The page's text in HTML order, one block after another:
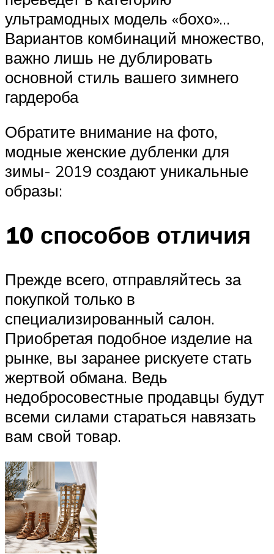
ультрамодных модель «бохо»…
Вариантов комбинаций множество,
важно лишь не дублировать
основной стиль вашего зимнего
гардероба
Обратите внимание на фото,
модные женские дубленки для
зимы- 2019 создают уникальные
образы:
10 способов отличия
Прежде всего, отправляйтесь за
покупкой только в
специализированный салон.
Приобретая подобное изделие на
рынке, вы заранее рискуете стать
жертвой обмана. Ведь
недобросовестные продавцы будут
всеми силами стараться навязать
вам свой товар.